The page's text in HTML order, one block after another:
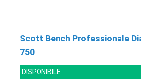
Scott Bench Professionale
750
DISPONIBILE